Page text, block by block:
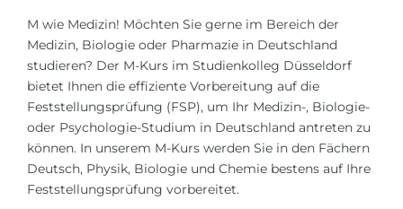
Städte
Berufe
Studienfächer
Beispiel-Stellenangebote
BEWERBEN FÜR FACHRICHTUNG …
Medizin
Ingenieurwesen
Physik
Management
M wie Medizin! Möchten Sie gerne im Bereich der
Medizin, Biologie oder Pharmazie in Deutschland
studieren? Der M-Kurs im Studienkolleg Düsseldorf
bietet Ihnen die effiziente Vorbereitung auf die
Feststellungsprüfung (FSP), um Ihr Medizin-, Biologie-
oder Psychologie-Studium in Deutschland antreten zu
können. In unserem M-Kurs werden Sie in den Fächern
Deutsch, Physik, Biologie und Chemie bestens auf Ihre
Feststellungsprüfung vorbereitet.